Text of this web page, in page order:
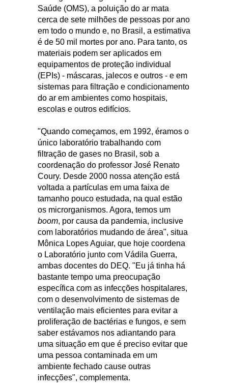
Saúde (OMS), a poluição do ar mata
cerca de sete milhões de pessoas por ano
em todo o mundo e, no Brasil, a estimativa
é de 50 mil mortes por ano. Para tanto, os
materiais podem ser aplicados em
equipamentos de proteção individual
(EPIs) - máscaras, jalecos e outros - e em
sistemas para filtração e condicionamento
do ar em ambientes como hospitais,
escolas e outros edifícios.
"Quando começamos, em 1992, éramos o
único laboratório trabalhando com
filtração de gases no Brasil, sob a
coordenação do professor José Renato
Coury. Desde 2000 nossa atenção está
voltada a partículas em uma faixa de
tamanho pouco estudada, na qual estão
os microrganismos. Agora, temos um
boom, por causa da pandemia, inclusive
com laboratórios mudando de área", situa
Mônica Lopes Aguiar, que hoje coordena
o Laboratório junto com Vádila Guerra,
ambas docentes do DEQ. "Eu já tinha há
bastante tempo uma preocupação
específica com as infecções hospitalares,
com o desenvolvimento de sistemas de
ventilação mais eficientes para evitar a
proliferação de bactérias e fungos, e sem
saber estávamos nos adiantando para
uma situação em que é preciso evitar que
uma pessoa contaminada em um
ambiente fechado cause outras
infecções", complementa.